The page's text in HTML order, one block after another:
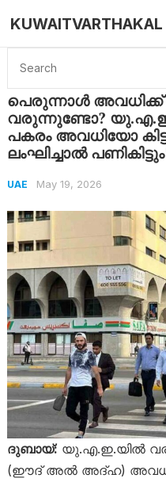
KUWAITVARTHAKAL
Home UAE പെരുന്നാൾ അവധിക്ക് ജോലി ചെയ്യേണ്ടി
പെരുന്നാൾ അവധിക്ക്
വരുന്നുണ്ടോ?
പകരം അവധിയോ
ലംഘിച്ചാൽ
UAE May 19, 2026
ദുബായ്: യു.എ.ഇ.യിൽ
(ഈദ് അൽ അദ്ഹ) അവധി